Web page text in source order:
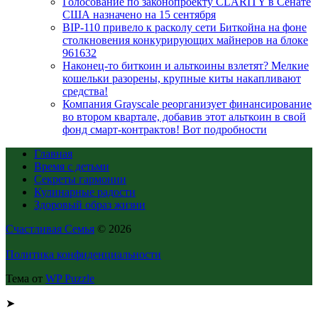
США назначено на 15 сентября
BIP-110 привело к расколу сети Биткойна на фоне
столкновения конкурирующих майнеров на блоке
961632
Наконец-то биткоин и альткоины взлетят? Мелкие
кошельки разорены, крупные киты накапливают
средства!
Компания Grayscale реорганизует финансирование
во втором квартале, добавив этот альткоин в свой
фонд смарт-контрактов! Вот подробности
Главная
Время с детьми
Секреты гармонии
Кулинарные радости
Здоровый образ жизни
Счастливая Семья © 2026
Политика конфиденциальности
Тема от WP Puzzle
➤